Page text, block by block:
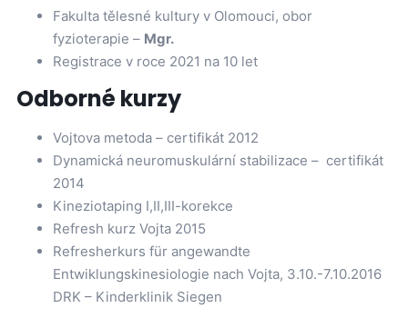
Fakulta tělesné kultury v Olomouci, obor
fyzioterapie – Mgr.
Registrace v roce 2021 na 10 let
Odborné kurzy
Vojtova metoda – certifikát 2012
Dynamická neuromuskulární stabilizace – certifikát
2014
Kineziotaping I,II,III-korekce
Refresh kurz Vojta 2015
Refresherkurs für angewandte
Entwiklungskinesiologie nach Vojta, 3.10.-7.10.2016
DRK – Kinderklinik Siegen